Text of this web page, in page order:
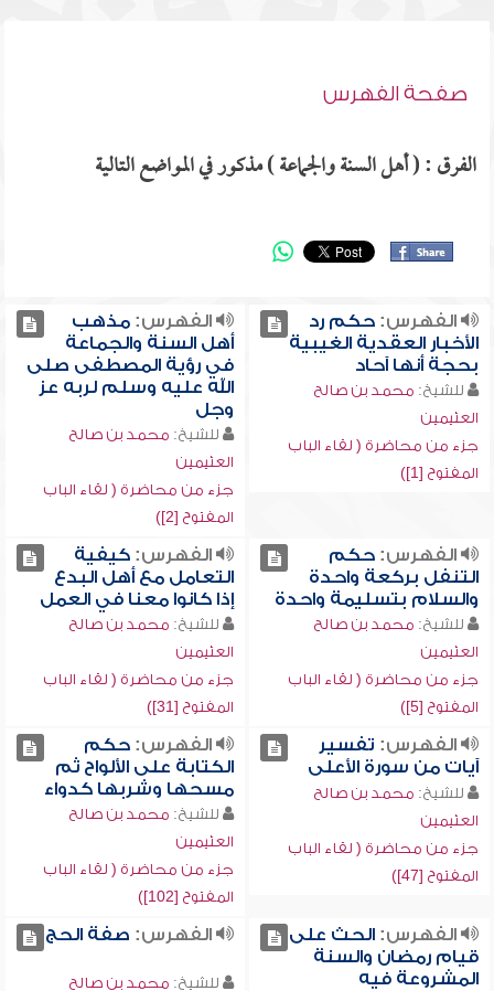
صفحة الفهرس
الفرق : ( أهل السنة والجماعة ) مذكور في المواضع التالية
الفهرس:حكم رد
الأخبار العقدية الغيبية
بحجة أنها آحاد
للشيخ: محمد بن صالح
العثيمين
جزء من محاضرة ( لقاء الباب
المفتوح [1])
الفهرس:مذهب
أهل السنة والجماعة
في رؤية المصطفى صلى
الله عليه وسلم لربه عز
وجل
للشيخ: محمد بن صالح
العثيمين
جزء من محاضرة ( لقاء الباب
المفتوح [2])
الفهرس:حكم
التنفل بركعة واحدة
والسلام بتسليمة واحدة
للشيخ: محمد بن صالح
العثيمين
جزء من محاضرة ( لقاء الباب
المفتوح [5])
الفهرس:كيفية
التعامل مع أهل البدع
إذا كانوا معنا في العمل
للشيخ: محمد بن صالح
العثيمين
جزء من محاضرة ( لقاء الباب
المفتوح [31])
الفهرس: تفسير
آيات من سورة الأعلى
للشيخ: محمد بن صالح
العثيمين
جزء من محاضرة ( لقاء الباب
المفتوح [47])
الفهرس:حكم
الكتابة على الألواح ثم
مسحها وشربها كدواء
للشيخ: محمد بن صالح
العثيمين
جزء من محاضرة ( لقاء الباب
المفتوح [102])
الفهرس:الحث على
قيام رمضان والسنة
المشروعة فيه
الفهرس: صفة الحج
للشيخ: محمد بن صالح